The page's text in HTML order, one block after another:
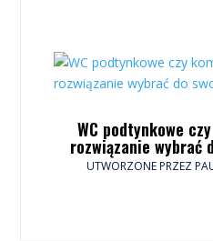
WC podtynkowe
rozwiązanie wybrać
UTWORZONE PRZEZ